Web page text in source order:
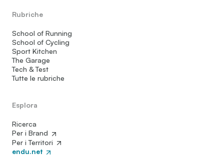
Rubriche
School of Running
School of Cycling
Sport Kitchen
The Garage
Tech & Test
Tutte le rubriche
Esplora
Ricerca
Per i Brand
Per i Territori
endu.net